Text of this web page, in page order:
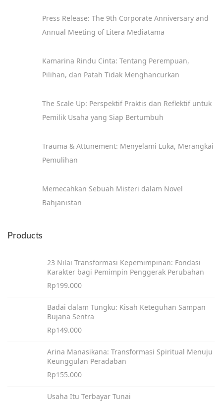
Press Release: The 9th Corporate Anniversary and
Annual Meeting of Litera Mediatama
Kamarina Rindu Cinta: Tentang Perempuan,
Pilihan, dan Patah Tidak Menghancurkan
The Scale Up: Perspektif Praktis dan Reflektif untuk
Pemilik Usaha yang Siap Bertumbuh
Trauma & Attunement: Menyelami Luka, Merangkai
Pemulihan
Memecahkan Sebuah Misteri dalam Novel
Bahjanistan
Products
23 Nilai Transformasi Kepemimpinan: Fondasi
Karakter bagi Pemimpin Penggerak Perubahan
Rp199.000
Badai dalam Tungku: Kisah Keteguhan Sampan
Bujana Sentra
Rp149.000
Arina Manasikana: Transformasi Spiritual Menuju
Keunggulan Peradaban
Rp155.000
Usaha Itu Terbayar Tunai